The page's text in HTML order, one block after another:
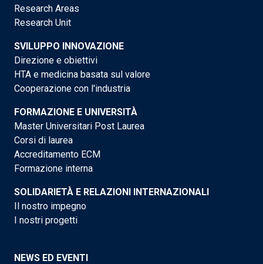
Research Areas
Research Unit
SVILUPPO INNOVAZIONE
Direzione e obiettivi
HTA e medicina basata sul valore
Cooperazione con l'industria
FORMAZIONE E UNIVERSITÀ
Master Universitari Post Laurea
Corsi di laurea
Accreditamento ECM
Formazione interna
SOLIDARIETÀ E RELAZIONI INTERNAZIONALI
Il nostro impegno
I nostri progetti
NEWS ED EVENTI